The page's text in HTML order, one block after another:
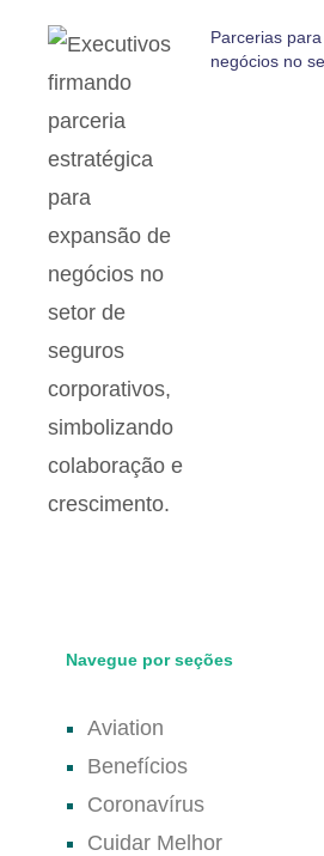
Parcerias
negócios no
Navegue por seções
Aviation
Benefícios
Coronavírus
Cuidar Melhor